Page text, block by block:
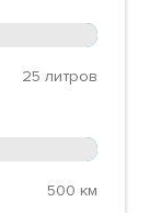
25 литров
500 км